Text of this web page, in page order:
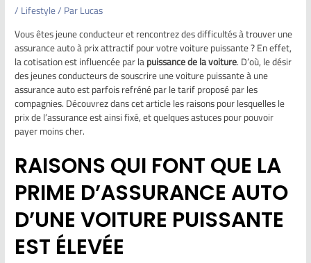
/Lifestyle/ ParLucas
Vous êtes jeune conducteur et rencontrez des difficultés à trouver une
assurance auto à prix attractif pour votre voiture puissante ? En effet,
la cotisation est influencée par lapuissance de la voiture. D’où, le désir
des jeunes conducteurs de souscrire une voiture puissante à une
assurance auto est parfois refréné par le tarif proposé par les
compagnies. Découvrez dans cet article les raisons pour lesquelles le
prix de l’assurance est ainsi fixé, et quelques astuces pour pouvoir
payer moins cher.
RAISONS QUI FONT QUE LA
PRIME D’ASSURANCE AUTO
D’UNE VOITURE PUISSANTE
EST ÉLEVÉE